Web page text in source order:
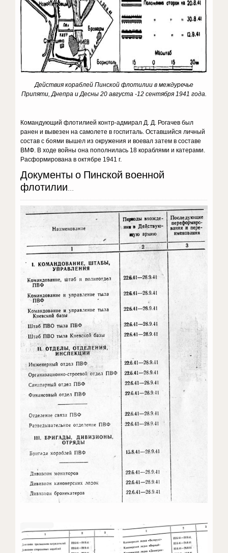
Действия кораблей Пинской флотилии в междуречье
Припяти, Днепра и Десны 20 августа -12 сентября 1941 года.
Командующий флотилией контр-адмирал Д. Д. Рогачев был
ранен и вывезен на самолете в госпиталь. Оставшийся личный
состав с боями вышел из окружения и воевал затем в составе
ВМФ. В ходе войны она пополнилась 18 кораблями и катерами.
Расформирована в октябре 1941 г.
Документы о Пинской военной
флотилии...